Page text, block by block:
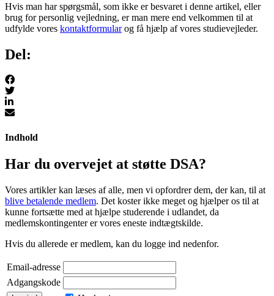
Hvis man har spørgsmål, som ikke er besvaret i denne artikel, eller
brug for personlig vejledning, er man mere end velkommen til at
udfylde vores kontaktformularog få hjælp af vores studievejleder.
Del:
Indhold
Har du overvejet at støtte DSA?
Vores artikler kan læses af alle, men vi opfordrer dem, der kan, til at
blive betalende medlem. Det koster ikke meget og hjælper os til at
kunne fortsætte med at hjælpe studerende i udlandet, da
medlemskontingenter er vores eneste indtægtskilde.
Hvis du allerede er medlem, kan du logge ind nedenfor.
Email-adresse
Adgangskode